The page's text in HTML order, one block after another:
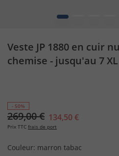
1
Veste JP 1880 en cuir
chemise - jusqu'au 7 XL
- 50%
269,00 € 134,50 €
Prix TTC frais de port
Couleur: marron tabac